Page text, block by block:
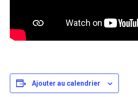
Ajouter au calendrier